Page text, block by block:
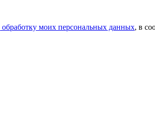
обработку моих персональных данных, в